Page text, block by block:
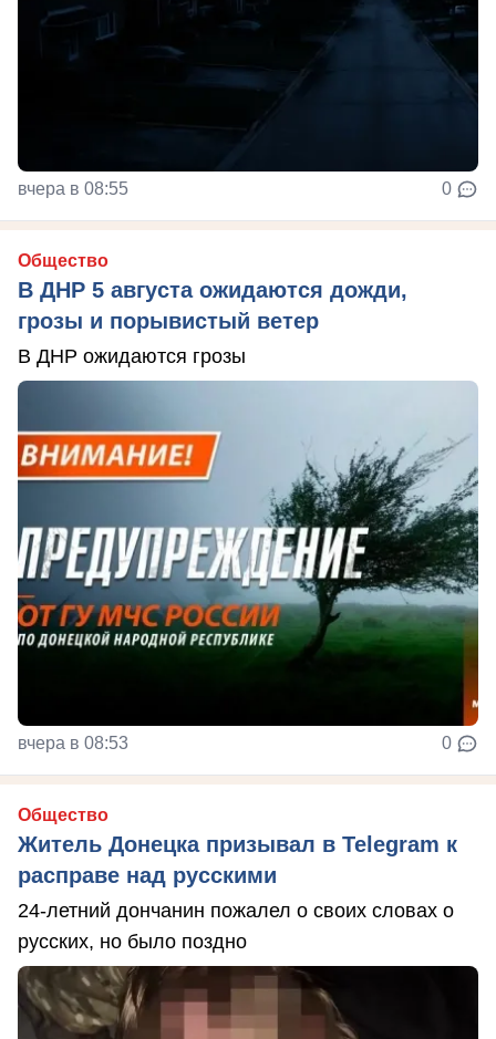
вчера в 08:55 0
Общество
В ДНР 5 августа ожидаются дожди,
грозы и порывистый ветер
В ДНР ожидаются грозы
вчера в 08:53 0
Общество
Житель Донецка призывал в Telegram к
расправе над русскими
24-летний дончанин пожалел о своих словах о
русских, но было поздно